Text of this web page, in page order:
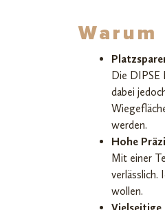
Warum
Die
dabei
werden.
Hohe
Mit einer
verlässlich.
wollen.